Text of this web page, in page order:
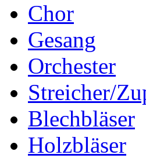
Chor
Gesang
Orchester
Streicher/
Blechbläser
Holzbläser